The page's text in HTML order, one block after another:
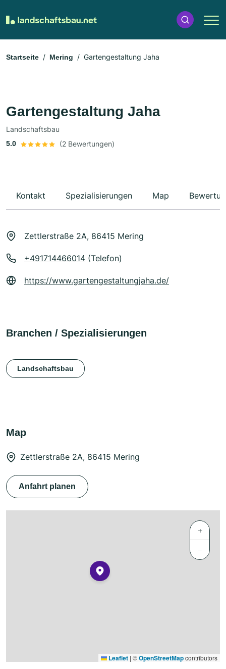
Startseite Mering Gartengestaltung Jaha
Gartengestaltung Jaha
Landschaftsbau
5.0 (2 Bewertungen)
Kontakt Spezialisierungen Map
Zettlerstraße 2A, 86415 Mering
+491714466014 (Telefon)
https://www.gartengestaltungjaha.de/
Branchen / Spezialisierungen
Landschaftsbau
Map
Zettlerstraße 2A, 86415 Mering
Anfahrt planen
+
−
Leaflet | ©OpenStreetMapcontributors